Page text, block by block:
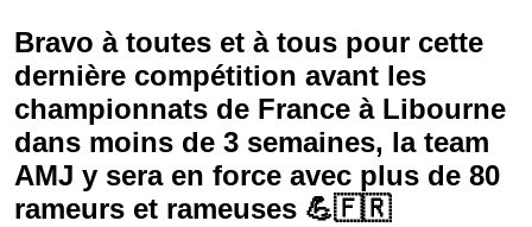
Bravo à toutes et à tous pour cette
dernière compétition avant les
championnats de France à Libourne
dans moins de 3 semaines, la team
AMJ y sera en force avec plus de 80
rameurs et rameuses 💪🇫🇷